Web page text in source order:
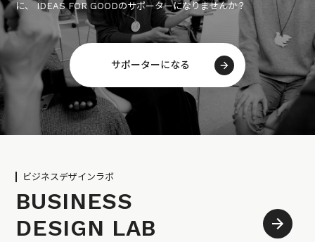
に、 IDEAS FOR GOODのサポーターになりませんか？
サポーターになる
ビジネスデザインラボ
BUSINESS
DESIGN LAB